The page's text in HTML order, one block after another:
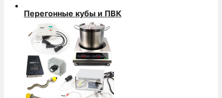
Перегонные кубы и ПВК